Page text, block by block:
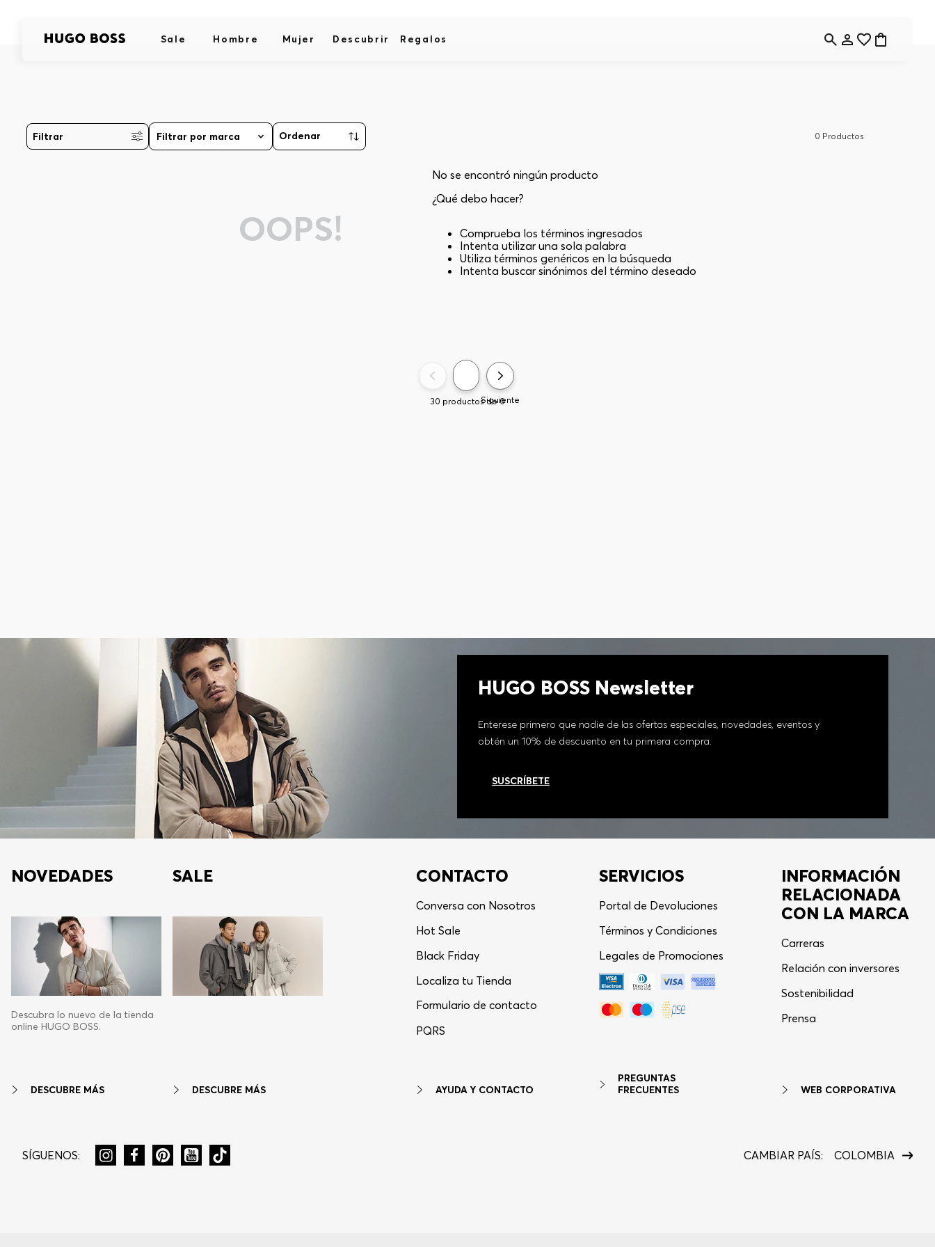
Sale Hombre Mujer Descubrir Regalos
Filtrar Filtrar por marca 0 Productos
OOPS!
No se encontró ningún producto
¿Qué debo hacer?
Comprueba los términos ingresados
Intenta utilizar una sola palabra
Utiliza términos genéricos en la búsqueda
Intenta buscar sinónimos del término deseado
Siguiente
30 productos de0
HUGO BOSS Newsletter
Enterese primero que nadie de las ofertas especiales, novedades, eventos y
obtén un 10% de descuento en tu primera compra.
SUSCRÍBETE
NOVEDADES
Descubra lo nuevo de la tienda
online HUGO BOSS.
DESCUBRE MÁS
SALE
DESCUBRE MÁS
CONTACTO
Conversa con Nosotros
Hot Sale
Black Friday
Localiza tu Tienda
Formulario de contacto
PQRS
AYUDA Y CONTACTO
SERVICIOS
Portal de Devoluciones
Términos y Condiciones
Legales de Promociones
PREGUNTAS
FRECUENTES
INFORMACIÓN
RELACIONADA
CON LA MARCA
Carreras
Relación con inversores
Sostenibilidad
Prensa
WEB CORPORATIVA
SÍGUENOS: CAMBIAR PAÍS: COLOMBIA